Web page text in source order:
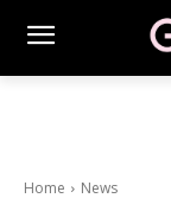
Home News